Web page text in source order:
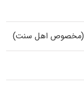
(مخصوص اهل سنت)